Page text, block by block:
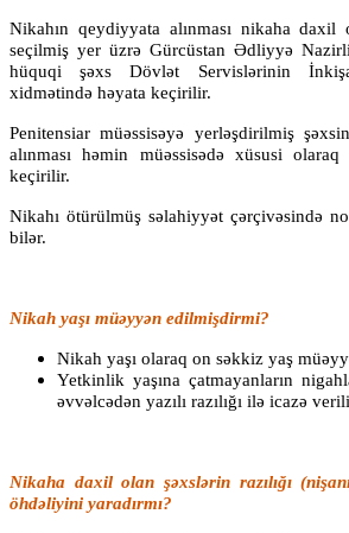
Nikahın qeydiyyata alınması nikaha daxil
seçilmiş yer üzrə Gürcüstan Ədliyyə
hüquqi şəxs Dövlət Servislərinin
xidmətində həyata keçirilir.
Penitensiar müəssisəyə yerləşdirilmiş
alınması həmin müəssisədə xüsusi olaraq
keçirilir.
Nikahı ötürülmüş səlahiyyət çərçivəsində
bilər.
Nikah yaşı müəyyən edilmişdirmi?
Nikah yaşı olaraq on səkkiz yaş
Yetkinlik yaşına çatmayanların
əvvəlcədən yazılı razılığı ilə icazə
Nikaha daxil olan şəxslərin razılığı
öhdəliyini yaradırmı?